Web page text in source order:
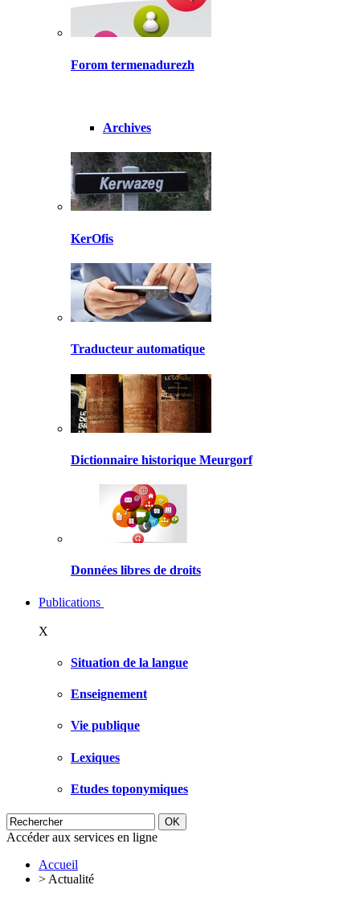
Forom termenadurezh
Archives
KerOfis
Traducteur automatique
Dictionnaire historique Meurgorf
Données libres de droits
Publications
X
Situation de la langue
Enseignement
Vie publique
Lexiques
Etudes toponymiques
Accéder aux services en ligne
Accueil
> Actualité